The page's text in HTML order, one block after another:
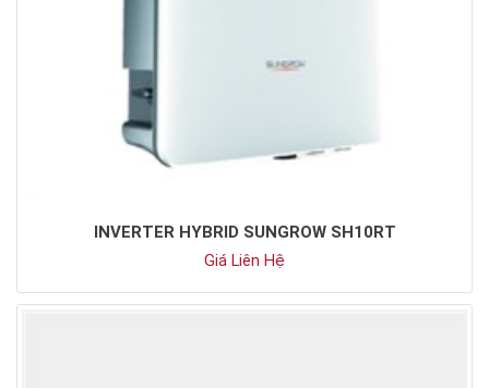
INVERTER HYBRID SUNGROW SH10RT
Giá Liên Hệ